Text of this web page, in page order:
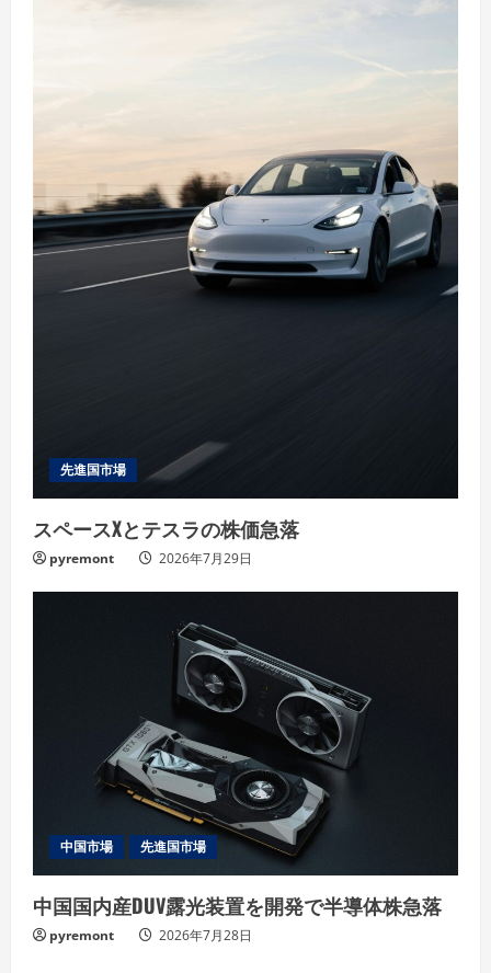
先進国市場
スペースXとテスラの株価急落
pyremont 2026年7月29日
中国市場 先進国市場
中国国内産DUV露光装置を開発で半導体株急落
pyremont 2026年7月28日